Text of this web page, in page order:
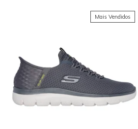
Mais Vendidos